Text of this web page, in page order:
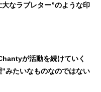
なラブレター”のような印
が活動を続けていく
みたいなものなのではない